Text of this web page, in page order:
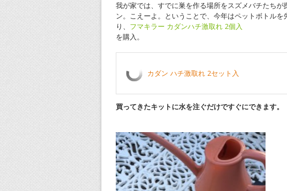
我が家では、すでに巣を作る場所をスズメバチたち
ン。こえーよ。ということで、今年はペットボトル
り、 フマキラー カダンハチ激取れ 2個入
を購入。
カダン ハチ激取れ 2セット入
買ってきたキットに水を注ぐだけですぐにできます。